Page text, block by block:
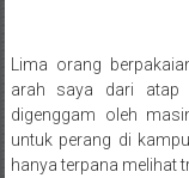
Posted By: wirawan
Lima orang
arah saya dari atap
digenggam oleh
untuk perang di
hanya terpana melihat